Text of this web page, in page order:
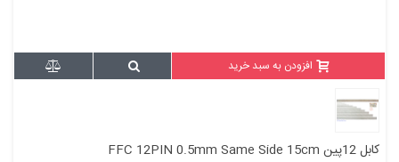
افزودن به سبد خرید
کابل 12پین FFC 12PIN 0.5mm Same Side 15cm